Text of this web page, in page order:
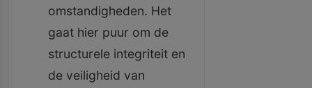
omstandigheden. Het
gaat hier puur om de
structurele integriteit en
de veiligheid van